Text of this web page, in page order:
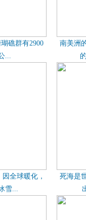
礁群有2900
...
南美洲
全球暖化，
雪...
死海是